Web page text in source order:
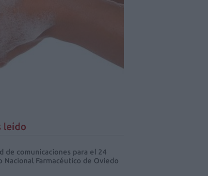
leído
de comunicaciones para el 24
Nacional Farmacéutico de Oviedo